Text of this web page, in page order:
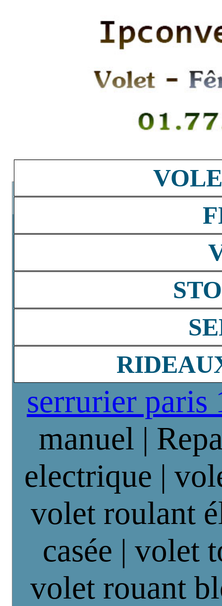
serrurier paris
manuel |
electrique |
volet roulant
casée | volet
volet rouant